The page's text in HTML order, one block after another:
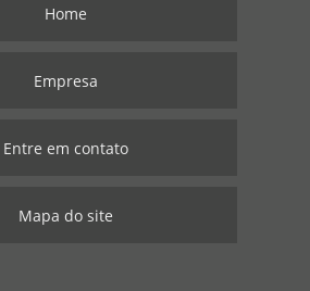
Home
Empresa
Entre em contato
Mapa do site